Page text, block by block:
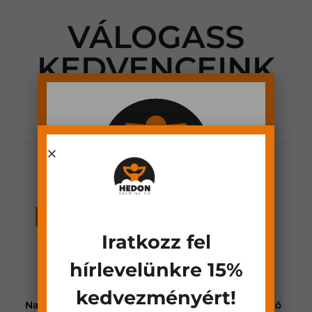
VÁLOGASS
KEDVENCEINK
KÖZÜL
Narancs-Gyömbér üdítő
Málna-Szamóca üditő
ELMÚLTÁL MÁR 18 ÉVES?
Iratkozz fel
hírlevelünkre 15%
kedvezményért!